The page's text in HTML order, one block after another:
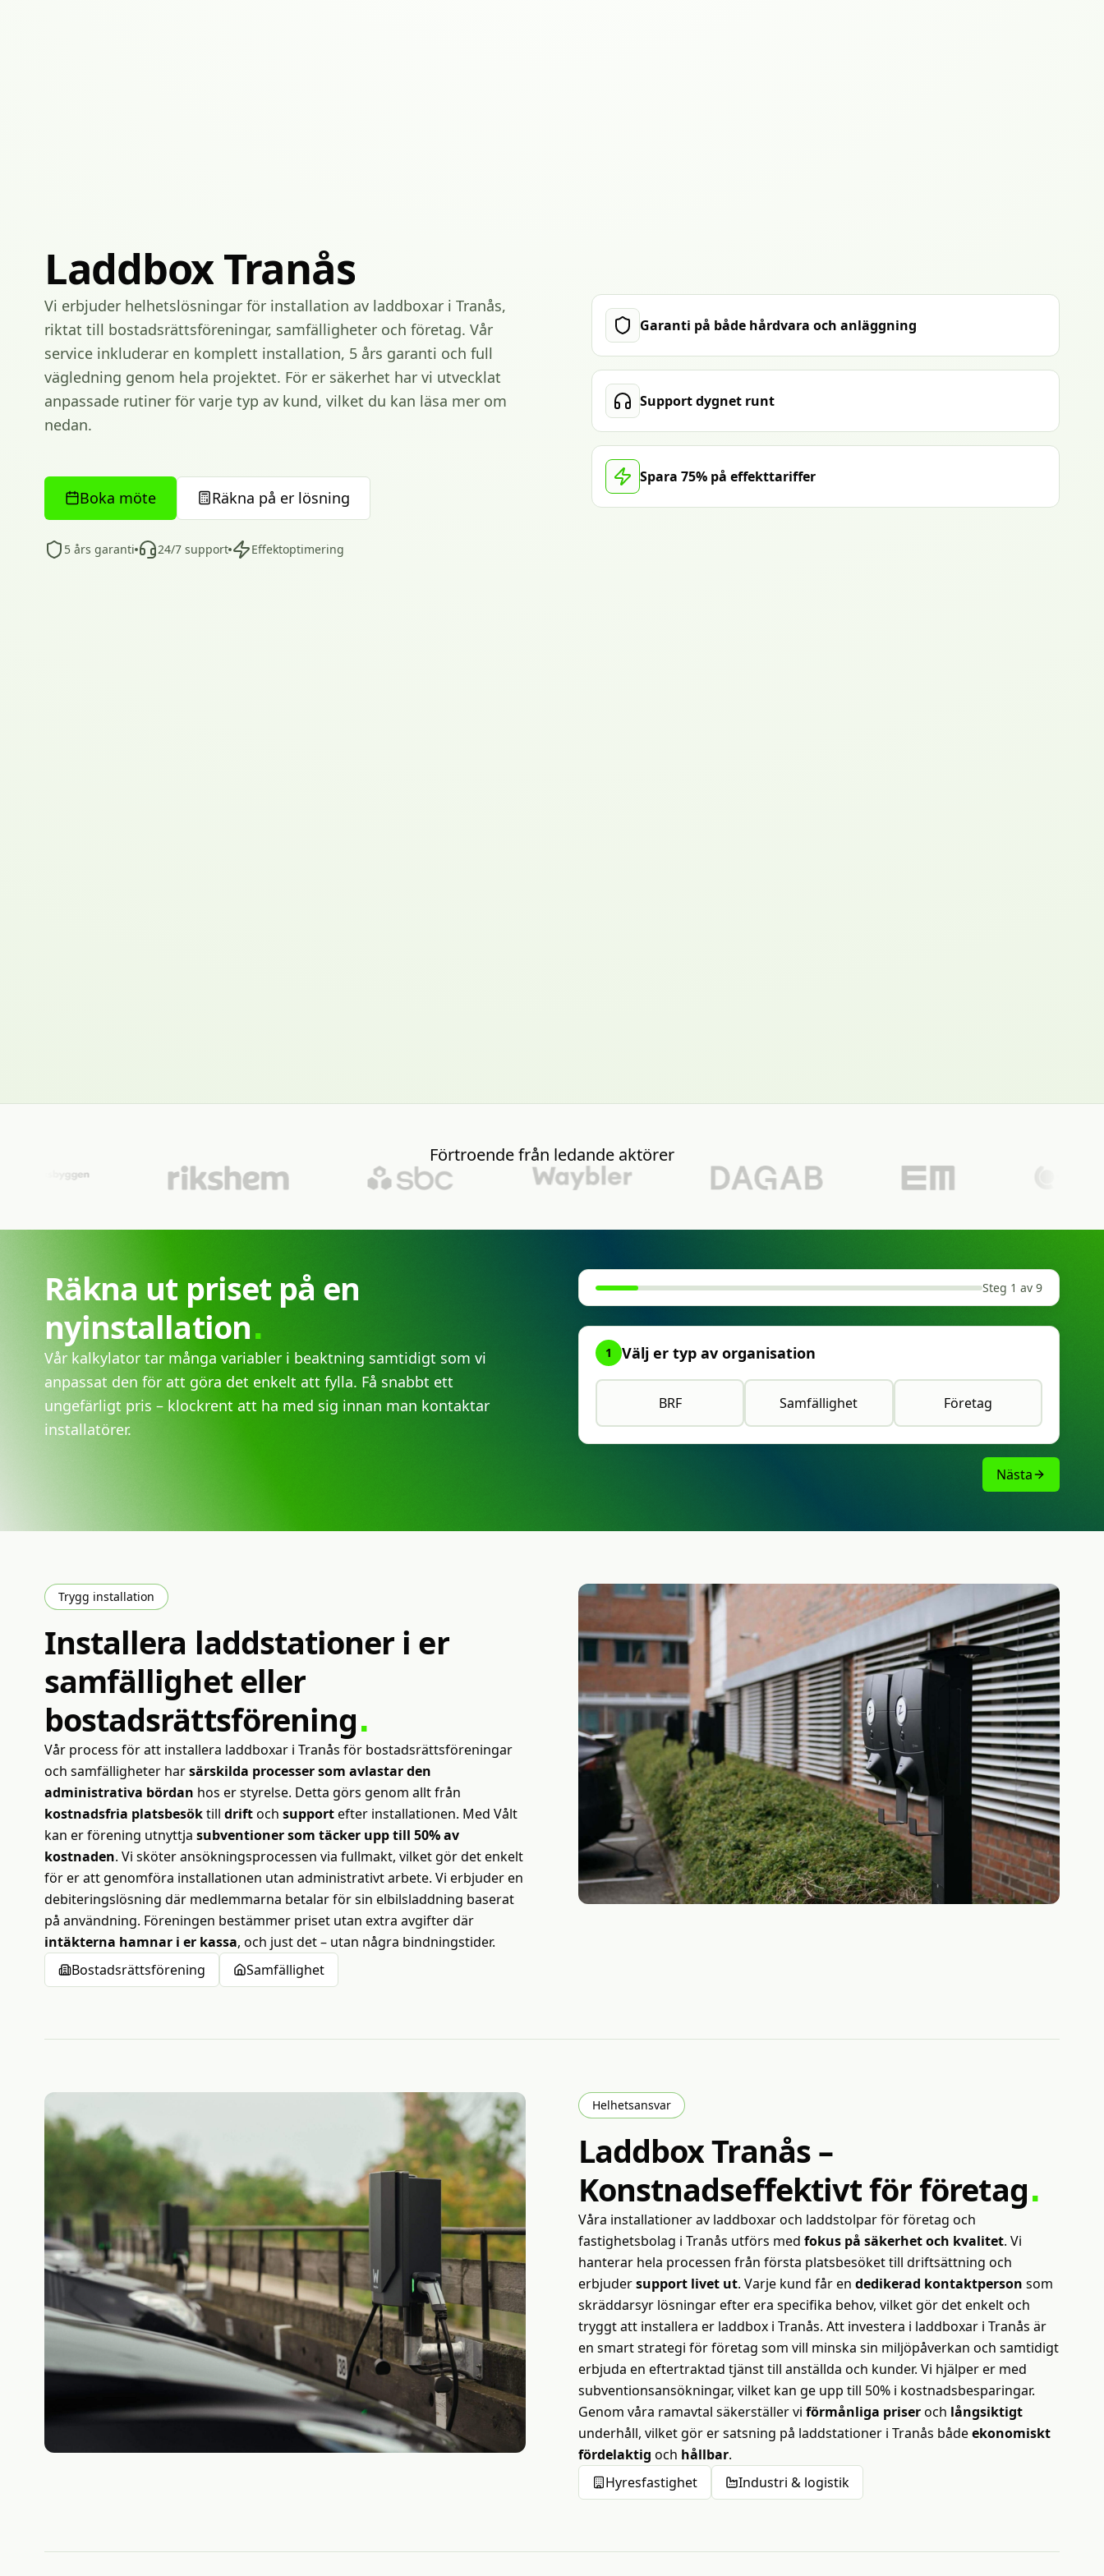
LaddboxTranås
Vi erbjuder helhetslösningar för installation av laddboxar i Tranås,
riktat till bostadsrättsföreningar, samfälligheter och företag. Vår
service inkluderar en komplett installation, 5 års garanti och full
vägledning genom hela projektet. För er säkerhet har vi utvecklat
anpassade rutiner för varje typ av kund, vilket du kan läsa mer om
nedan.
Boka möte Räkna på er lösning
5 års garanti 24/7 support Effektoptimering
Garanti på både hårdvara och anläggning
Support dygnet runt
Spara 75% på effekttariffer
Förtroendefrån ledande aktörer
Räkna ut priset på en
nyinstallation
Vår kalkylator tar många variabler i beaktning samtidigt som vi
anpassat den för att göra det enkelt att fylla. Få snabbt ett
ungefärligt pris – klockrent att ha med sig innan man kontaktar
installatörer.
Steg 1 av 9
1 Välj er typ av organisation
BRF Samfällighet Företag
Nästa
Trygg installation
Installera laddstationer i er
samfälligheteller
bostadsrättsförening
Vår process för att installera laddboxar i Tranås för bostadsrättsföreningar
och samfälligheter harsärskilda processer som avlastar den
administrativa bördan hos er styrelse. Detta görs genom allt från
kostnadsfria platsbesöktill driftoch supportefter installationen. Med Vålt
kan er förening utnyttja subventioner som täcker upp till 50% av
kostnaden. Vi sköter ansökningsprocessen via fullmakt, vilket gör det enkelt
för er att genomföra installationen utan administrativt arbete. Vi erbjuder en
debiteringslösning där medlemmarna betalar för sin elbilsladdning baserat
på användning. Föreningen bestämmer priset utan extra avgifter där
intäkterna hamnar i er kassa, och just det – utan några bindningstider.
Bostadsrättsförening
Samfällighet
Helhetsansvar
LaddboxTranås–
Konstnadseffektivtförföretag
Våra installationer av laddboxar och laddstolpar för företag och
fastighetsbolag i Tranås utförs med fokus på säkerhet och kvalitet. Vi
hanterar hela processen från första platsbesöket till driftsättning och
erbjudersupport livet ut. Varje kund får en dedikerad kontaktperson som
skräddarsyr lösningar efter era specifika behov, vilket gör det enkelt och
tryggt att installera er laddbox i Tranås. Att investera i laddboxar i Tranås är
en smart strategi för företag som vill minska sin miljöpåverkan och samtidigt
erbjuda en eftertraktad tjänst till anställda och kunder. Vi hjälper er med
subventionsansökningar, vilket kan ge upp till 50% i kostnadsbesparingar.
Genom våra ramavtal säkerställer vi förmånliga priseroch långsiktigt
underhåll, vilket gör er satsning på laddstationer i Tranås bådeekonomiskt
fördelaktig och hållbar.
Hyresfastighet
Industri & logistik